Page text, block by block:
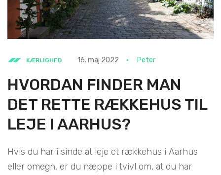
KÆRLIGHED 16. maj 2022 Peter
HVORDAN FINDER MAN
DET RETTE RÆKKEHUS TIL
LEJE I AARHUS?
Hvis du har i sinde at leje et rækkehus i Aarhus
eller omegn, er du næppe i tvivl om, at du har